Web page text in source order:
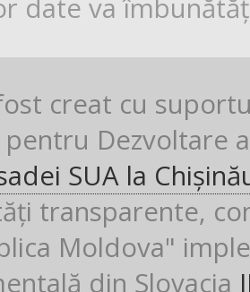
date va
creat cu
pentru Dezvoltare
SUA la
transparente,
Moldova"
din Slovacia